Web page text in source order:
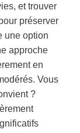
et trouver
préserver
une option
approche
en
Vous
?